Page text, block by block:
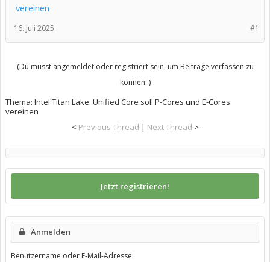
vereinen
#1
16. Juli 2025
(Du musst angemeldet oder registriert sein, um Beiträge verfassen zu
können. )
Thema: Intel Titan Lake: Unified Core soll P-Cores und E-Cores
vereinen
< Previous Thread | Next Thread >
Jetzt registrieren!
Anmelden
Benutzername oder E-Mail-Adresse: